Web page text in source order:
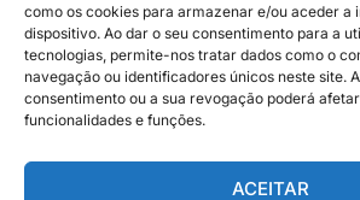
como os cookies para armazenar e/ou aceder a
dispositivo. Ao dar o seu consentimento para a
tecnologias, permite-nos tratar dados como o
navegação ou identificadores únicos neste site.
consentimento ou a sua revogação poderá
funcionalidades e funções.
ACEITAR
Dubai
México
Espanha